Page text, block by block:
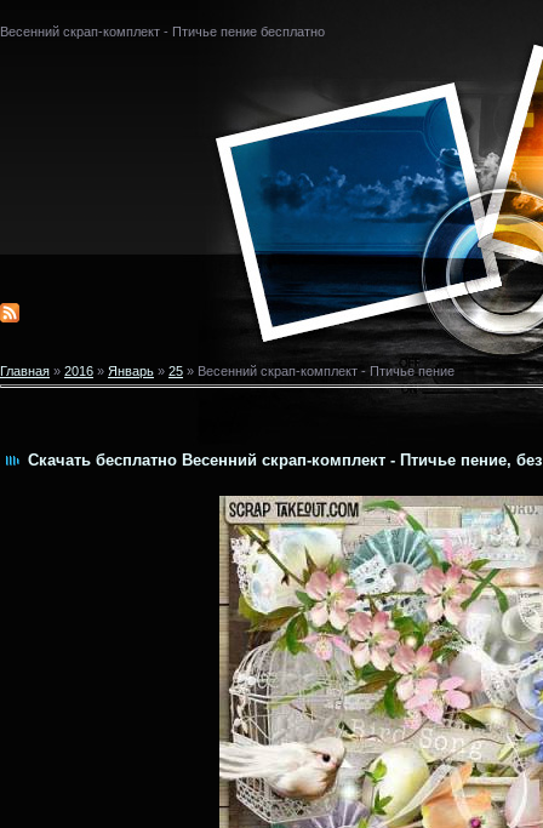
Весенний скрап-комплект - Птичье пение бесплатно
Главная » 2016 » Январь » 25 » Весенний скрап-комплект - Птичье пение
Скачать бесплатно Весенний скрап-комплект - Птичье пение,